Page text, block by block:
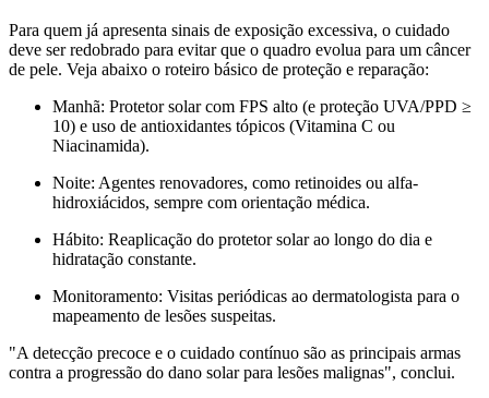
Para quem já apresenta sinais de exposição excessiva, o cuidado
deve ser redobrado para evitar que o quadro evolua para um câncer
de pele. Veja abaixo o roteiro básico de proteção e reparação:
Manhã: Protetor solar com FPS alto (e proteção UVA/PPD ≥
10) e uso de antioxidantes tópicos (Vitamina C ou
Niacinamida).
Noite: Agentes renovadores, como retinoides ou alfa-
hidroxiácidos, sempre com orientação médica.
Hábito: Reaplicação do protetor solar ao longo do dia e
hidratação constante.
Monitoramento: Visitas periódicas ao dermatologista para o
mapeamento de lesões suspeitas.
"A detecção precoce e o cuidado contínuo são as principais armas
contra a progressão do dano solar para lesões malignas", conclui.